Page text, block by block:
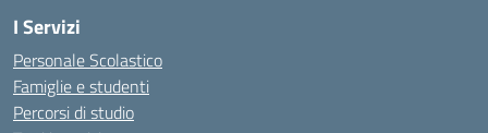
I Servizi
Personale Scolastico
Famiglie e studenti
Percorsi di studio